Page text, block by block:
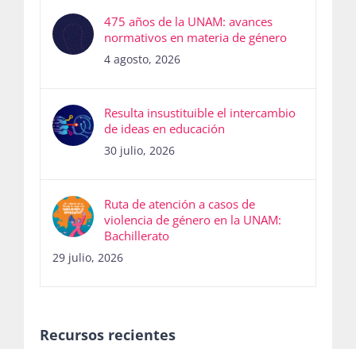
475 años de la UNAM: avances
normativos en materia de género
4 agosto, 2026
Resulta insustituible el intercambio
de ideas en educación
30 julio, 2026
Ruta de atención a casos de
violencia de género en la UNAM:
Bachillerato
29 julio, 2026
Recursos recientes